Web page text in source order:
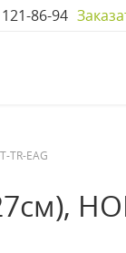
86-94
TR-EAG